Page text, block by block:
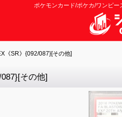
ポケモンカード/ポケカ/ワンピ
《SR》{092/087}[その他]
その他]